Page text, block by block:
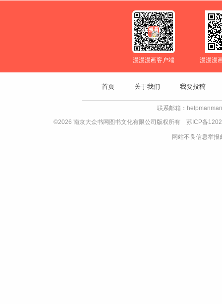
漫漫漫画客户端 漫漫漫
首页 关于我们 我要投稿
联系邮箱：
©2026 南京大众书网图书文化有限公司版权所有 苏ICP备
网站不良信息举